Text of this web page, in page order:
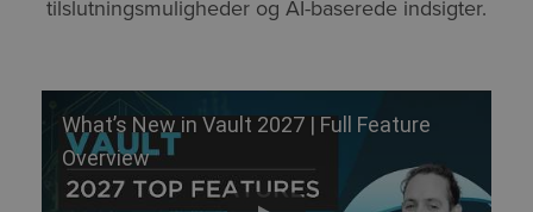
tilslutningsmuligheder og AI-baserede indsigter.
What’s New in Vault 2027 | Full Feature
Overview